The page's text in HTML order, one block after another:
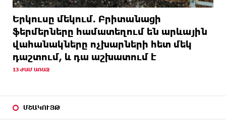
Երկուսը մեկում. Բրիտանացի
ֆերմերները համատեղում են արևային
վահանակները ոչխարների հետ մեկ
դաշտում, և դա աշխատում է
13 ԺԱՄ ԱՌԱՋ
ՄՇԱԿՈՒՅԹ